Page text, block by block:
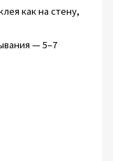
как на стену,
— 5–7